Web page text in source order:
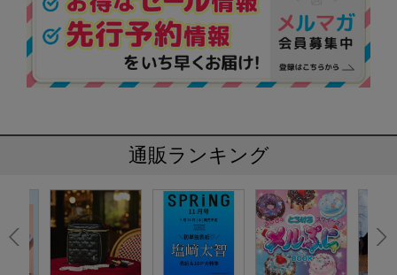
通販ランキング